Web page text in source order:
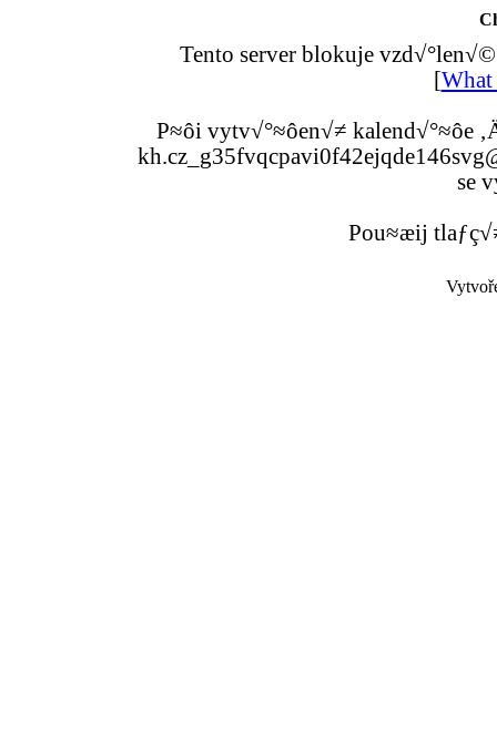
Tento server blokuje
[What
P≈ôi vytv√°≈ôen√≠ kalend√°≈ôe
se
Pou≈æij